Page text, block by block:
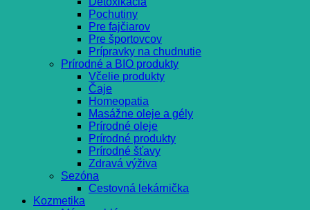
Pochutiny
Pre fajčiarov
Pre športovcov
Prípravky na chudnutie
Prírodné a BIO produkty
Včelie produkty
Čaje
Homeopatia
Masážne oleje a gély
Prírodné oleje
Prírodné produkty
Prírodné šťavy
Zdravá výživa
Sezóna
Cestovná lekárnička
Kozmetika